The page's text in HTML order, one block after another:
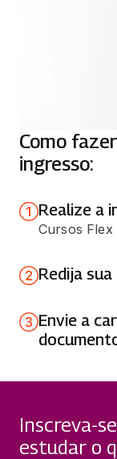
Como
ingresso:
Realize a
Cursos Flex
Redija
Envie a
Inscreva-
estudar o